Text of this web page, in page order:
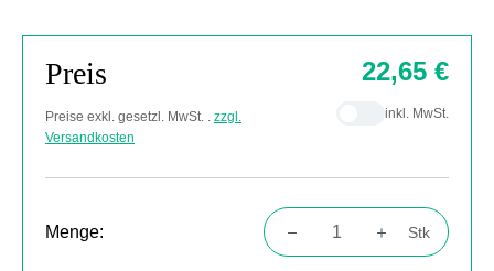
Preis
Preise exkl. gesetzl. MwSt. . zzgl.
Versandkosten
22,65 €
inkl. MwSt.
Menge:
Produkt Anzahl: Gib den gewünschten
Stk